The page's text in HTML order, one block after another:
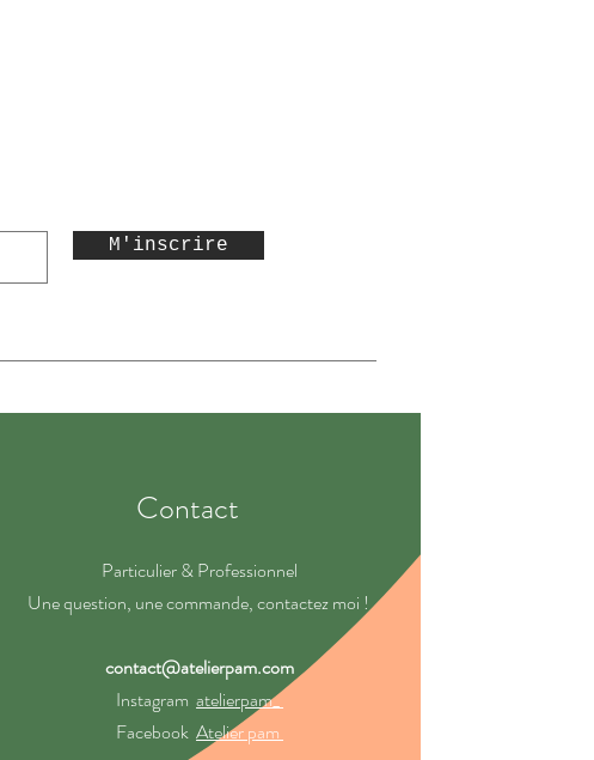
M'inscrire
Contact
Particulier & Professionnel
Une question, une commande, contactez moi !
contact@atelierpam.com
Instagramatelierpam_
FacebookAtelier pam